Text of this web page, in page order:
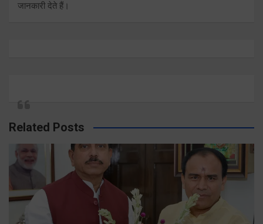
जानकारी देते हैं।
Related Posts